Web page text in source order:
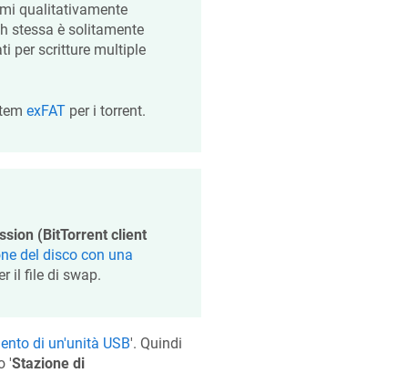
qualitativamente
stessa è solitamente
per scritture multiple
exFATper i torrent.
(BitTorrent client
del disco con una
il file di swap.
di un'unità USB'. Quindi
'Stazione di